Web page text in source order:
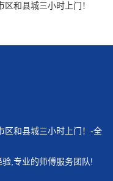
和县城三小时上门！
区和县城三小时上门！-全
,专业的师傅服务团队!